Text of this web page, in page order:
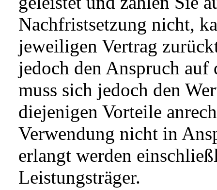
Nachfristsetzung nicht,
jeweiligen Vertrag
jedoch den Anspruch
muss sich jedoch den
diejenigen Vorteile
Verwendung nicht in
erlangt werden
Leistungsträger.